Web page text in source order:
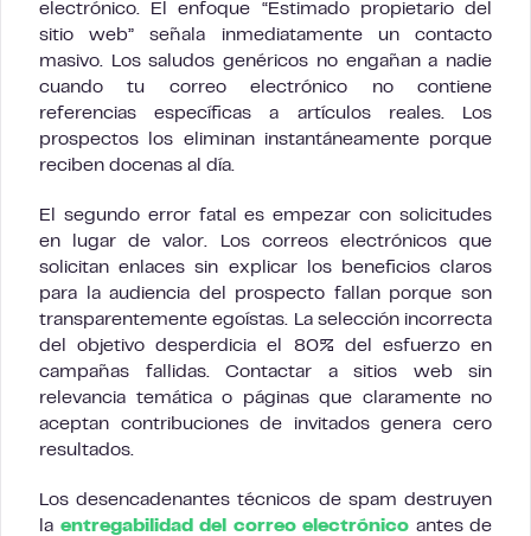
electrónico. El enfoque “Estimado propietario del
sitio web” señala inmediatamente un contacto
masivo. Los saludos genéricos no engañan a nadie
cuando tu correo electrónico no contiene
referencias específicas a artículos reales. Los
prospectos los eliminan instantáneamente porque
reciben docenas al día.
El segundo error fatal es empezar con solicitudes
en lugar de valor. Los correos electrónicos que
solicitan enlaces sin explicar los beneficios claros
para la audiencia del prospecto fallan porque son
transparentemente egoístas. La selección incorrecta
del objetivo desperdicia el 80% del esfuerzo en
campañas fallidas. Contactar a sitios web sin
relevancia temática o páginas que claramente no
aceptan contribuciones de invitados genera cero
resultados.
Los desencadenantes técnicos de spam destruyen
la entregabilidad del correo electrónico antes de